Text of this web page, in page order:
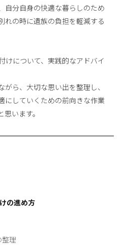
自分自身の快適な暮らしのため
れの時に遺族の負担を軽減する
けについて、実践的なアドバイ
がら、大切な思い出を整理し、
にしていくための前向きな作業
思います。
の進め方
整理